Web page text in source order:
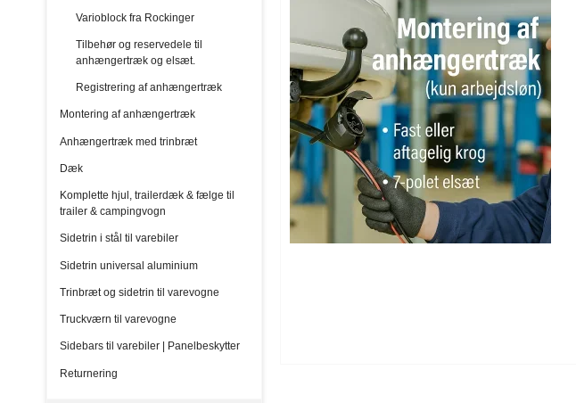
Varioblock fra Rockinger
Tilbehør og reservedele til
anhængertræk og elsæt.
Registrering af anhængertræk
Montering af anhængertræk
Anhængertræk med trinbræt
Dæk
Komplette hjul, trailerdæk & fælge til
trailer & campingvogn
Sidetrin i stål til varebiler
Sidetrin universal aluminium
Trinbræt og sidetrin til varevogne
Truckværn til varevogne
Sidebars til varebiler | Panelbeskytter
Returnering